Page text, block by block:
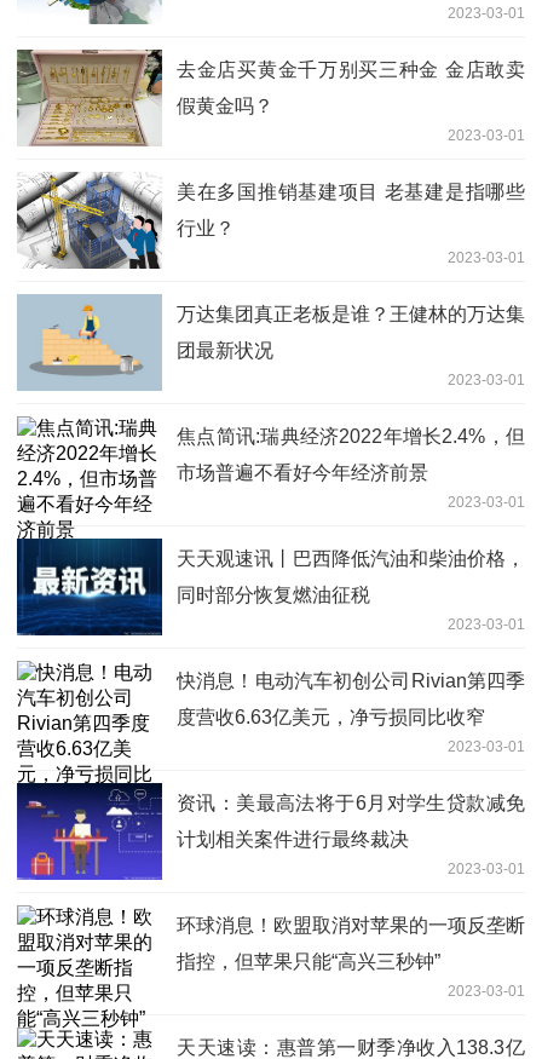
2023-03-01
去金店买黄金千万别买三种金 金店敢卖
假黄金吗？
2023-03-01
美在多国推销基建项目 老基建是指哪些
行业？
2023-03-01
万达集团真正老板是谁？王健林的万达集
团最新状况
2023-03-01
焦点简讯:瑞典经济2022年增长2.4%，但
市场普遍不看好今年经济前景
2023-03-01
天天观速讯丨巴西降低汽油和柴油价格，
同时部分恢复燃油征税
2023-03-01
快消息！电动汽车初创公司Rivian第四季
度营收6.63亿美元，净亏损同比收窄
2023-03-01
资讯：美最高法将于6月对学生贷款减免
计划相关案件进行最终裁决
2023-03-01
环球消息！欧盟取消对苹果的一项反垄断
指控，但苹果只能“高兴三秒钟”
2023-03-01
天天速读：惠普第一财季净收入138.3亿